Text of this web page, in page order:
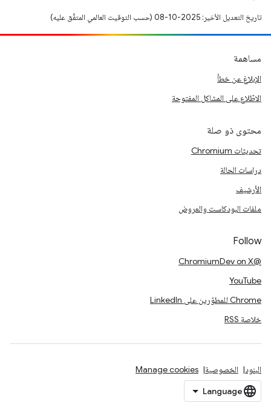
تاريخ التعديل الأخير: 2025-10-08 (حسب التوقيت العالمي المتفَّق عليه)
مساهمة
الإبلاغ عن خطأ
الاطّلاع على المشاكل المفتوحة
محتوى ذو صلة
تحديثات Chromium
دراسات الحالة
الأرشيف
ملفات البودكاست والعروض
Follow
@ChromiumDev on X
YouTube
Chrome للمطوّرين على LinkedIn
خلاصة RSS
البنود الخصوصية Manage cookies